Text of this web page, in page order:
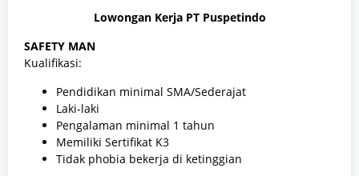
Lowongan Kerja PT Puspetindo
SAFETY MAN
Kualifikasi:
Pendidikan minimal SMA/Sederajat
Laki-laki
Pengalaman minimal 1 tahun
Memiliki Sertifikat K3
Tidak phobia bekerja di ketinggian